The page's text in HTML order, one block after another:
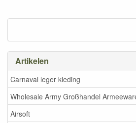
Artikelen
Carnaval leger kleding
Wholesale Army Großhandel
Airsoft